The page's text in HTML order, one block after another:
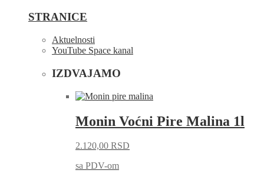
STRANICE
Aktuelnosti
YouTube Space kanal
IZDVAJAMO
Monin Voćni Pire Malina 1l
2.120,00 RSD
sa PDV-om